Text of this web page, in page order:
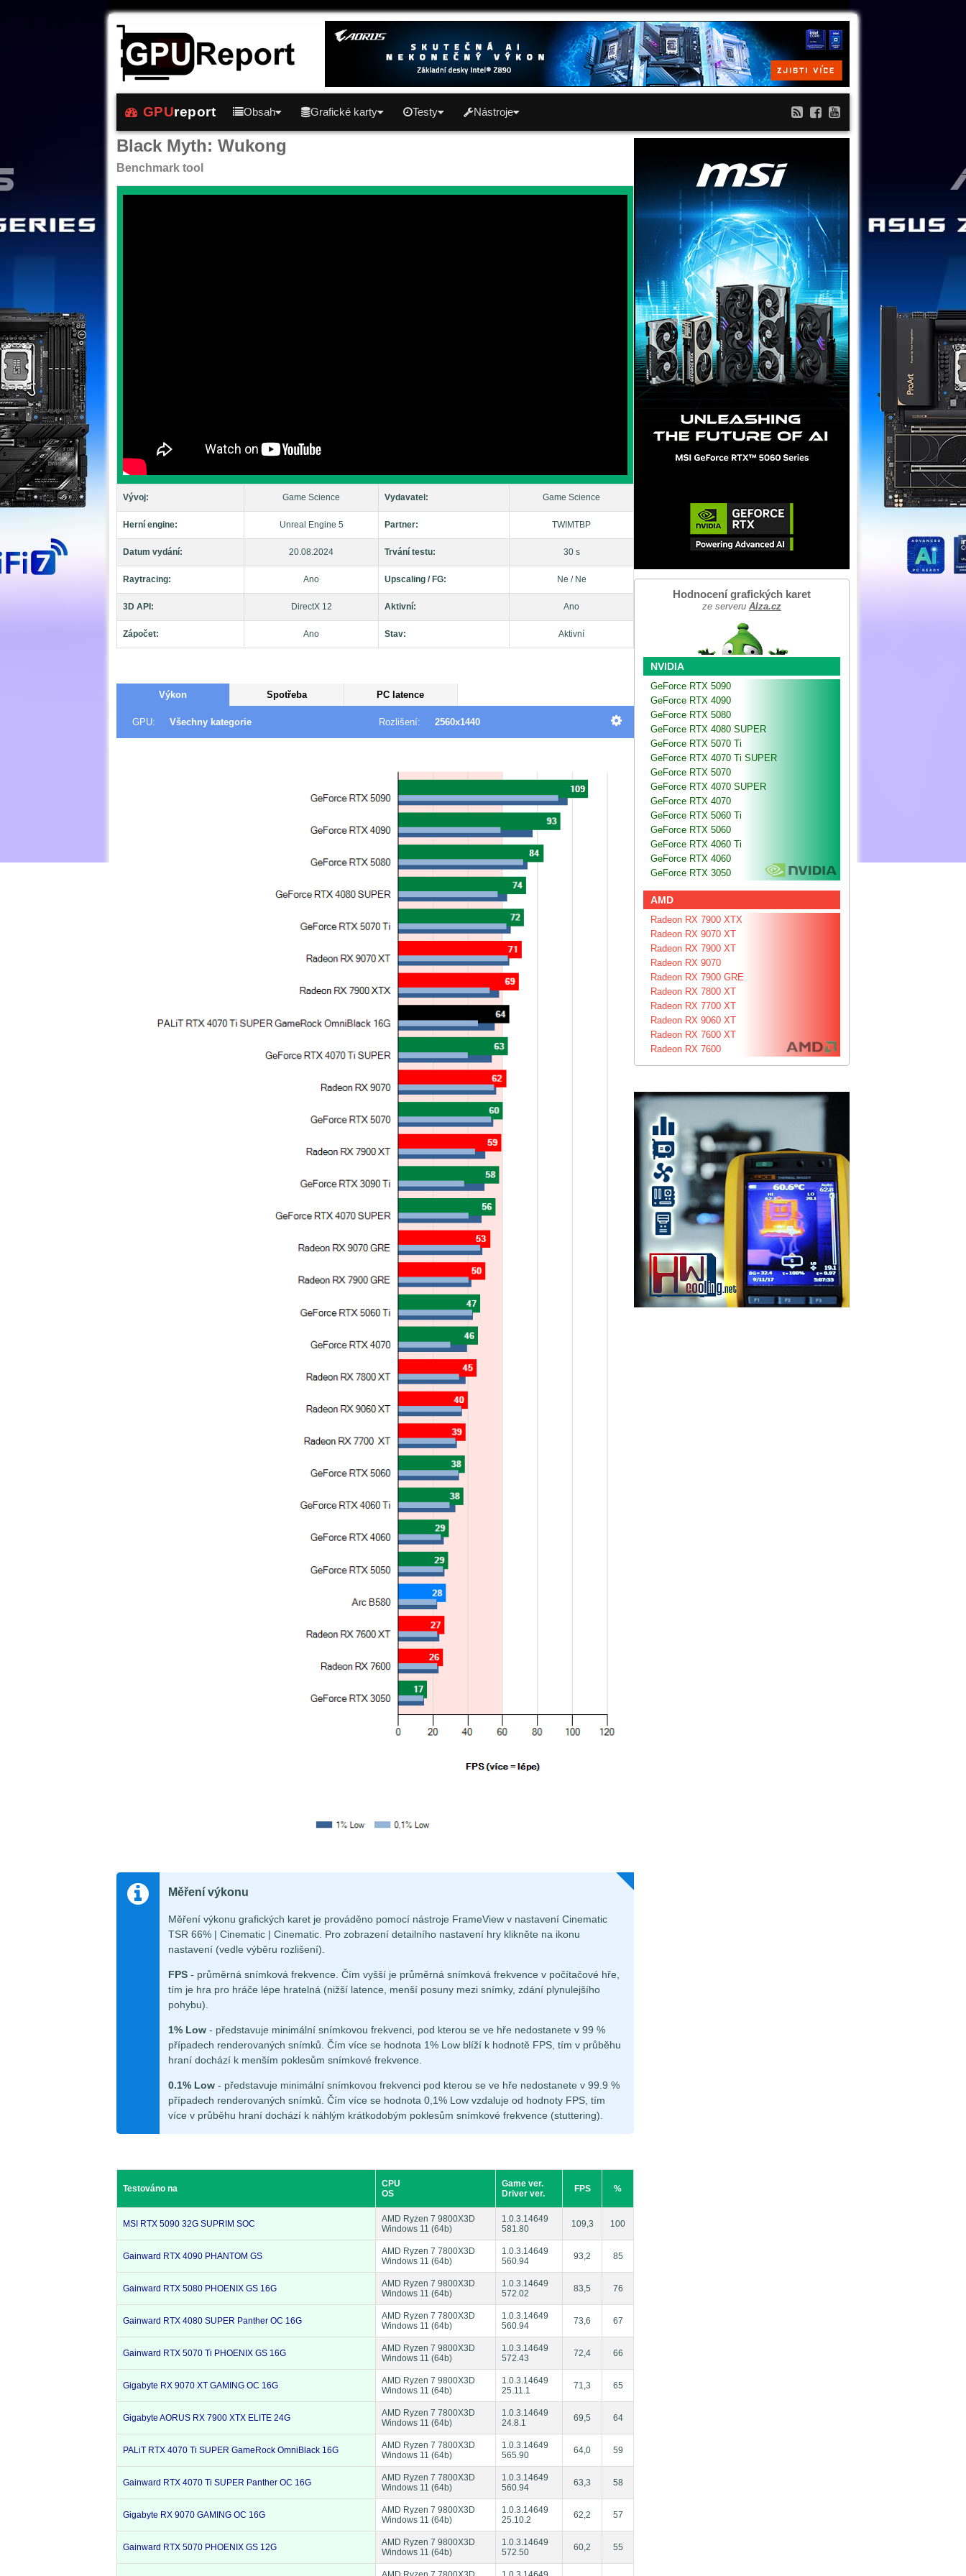
GPUreport Obsah Grafické karty Testy Nástroje
Black Myth: Wukong
Benchmark tool
Vývoj: Game Science Vydavatel: Game Science
Herní engine: Unreal Engine 5 Partner: TWIMTBP
Datum vydání: 20.08.2024 Trvání testu: 30 s
Raytracing: Ano Upscaling / FG: Ne / Ne
3D API: DirectX 12 Aktivní: Ano
Zápočet: Ano Stav: Aktivní
Výkon Spotřeba PC latence
GPU: Všechny kategorie Rozlišení: 2560x1440
Měření výkonu
Měření výkonu grafických karet je prováděno pomocí nástroje FrameView v nastavení Cinematic
TSR 66% | Cinematic | Cinematic. Pro zobrazení detailního nastavení hry klikněte na ikonu
nastavení (vedle výběru rozlišení).
FPS - průměrná snímková frekvence. Čím vyšší je průměrná snímková frekvence v počítačové hře,
tím je hra pro hráče lépe hratelná (nižší latence, menší posuny mezi snímky, zdání plynulejšího
pohybu).
1% Low - představuje minimální snímkovou frekvenci, pod kterou se ve hře nedostanete v 99 %
případech renderovaných snímků. Čím více se hodnota 1% Low blíží k hodnotě FPS, tím v průběhu
hraní dochází k menším poklesům snímkové frekvence.
0.1% Low - představuje minimální snímkovou frekvenci pod kterou se ve hře nedostanete v 99.9 %
případech renderovaných snímků. Čím více se hodnota 0,1% Low vzdaluje od hodnoty FPS, tím
více v průběhu hraní dochází k náhlým krátkodobým poklesům snímkové frekvence (stuttering).
Testováno na
CPU
OS
Game ver.
Driver ver.
FPS %
MSI RTX 5090 32G SUPRIM SOC
AMD Ryzen 7 9800X3D
Windows 11 (64b)
1.0.3.14649
581.80
109,3 100
Gainward RTX 4090 PHANTOM GS
AMD Ryzen 7 7800X3D
Windows 11 (64b)
1.0.3.14649
560.94
93,2 85
Gainward RTX 5080 PHOENIX GS 16G
AMD Ryzen 7 9800X3D
Windows 11 (64b)
1.0.3.14649
572.02
83,5 76
Gainward RTX 4080 SUPER Panther OC 16G
AMD Ryzen 7 7800X3D
Windows 11 (64b)
1.0.3.14649
560.94
73,6 67
Gainward RTX 5070 Ti PHOENIX GS 16G
AMD Ryzen 7 9800X3D
Windows 11 (64b)
1.0.3.14649
572.43
72,4 66
Gigabyte RX 9070 XT GAMING OC 16G
AMD Ryzen 7 9800X3D
Windows 11 (64b)
1.0.3.14649
25.11.1
71,3 65
Gigabyte AORUS RX 7900 XTX ELITE 24G
AMD Ryzen 7 7800X3D
Windows 11 (64b)
1.0.3.14649
24.8.1
69,5 64
PALiT RTX 4070 Ti SUPER GameRock OmniBlack 16G
AMD Ryzen 7 7800X3D
Windows 11 (64b)
1.0.3.14649
565.90
64,0 59
Gainward RTX 4070 Ti SUPER Panther OC 16G
AMD Ryzen 7 7800X3D
Windows 11 (64b)
1.0.3.14649
560.94
63,3 58
Gigabyte RX 9070 GAMING OC 16G
AMD Ryzen 7 9800X3D
Windows 11 (64b)
1.0.3.14649
25.10.2
62,2 57
Gainward RTX 5070 PHOENIX GS 12G
AMD Ryzen 7 9800X3D
Windows 11 (64b)
1.0.3.14649
572.50
60,2 55
Hodnocení grafických karet
ze serveru Alza.cz
NVIDIA
GeForce RTX 5090
GeForce RTX 4090
GeForce RTX 5080
GeForce RTX 4080 SUPER
GeForce RTX 5070 Ti
GeForce RTX 4070 Ti SUPER
GeForce RTX 5070
GeForce RTX 4070 SUPER
GeForce RTX 4070
GeForce RTX 5060 Ti
GeForce RTX 5060
GeForce RTX 4060 Ti
GeForce RTX 4060
GeForce RTX 3050
AMD
Radeon RX 7900 XTX
Radeon RX 9070 XT
Radeon RX 7900 XT
Radeon RX 9070
Radeon RX 7900 GRE
Radeon RX 7800 XT
Radeon RX 7700 XT
Radeon RX 9060 XT
Radeon RX 7600 XT
Radeon RX 7600